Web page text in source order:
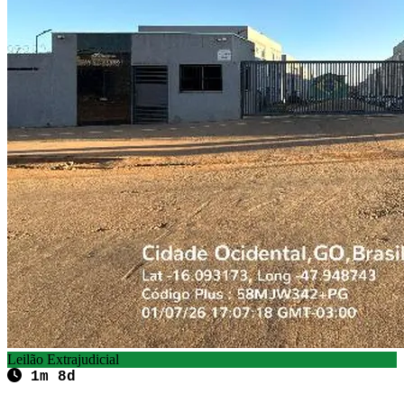
Leilão Extrajudicial
1m 8d